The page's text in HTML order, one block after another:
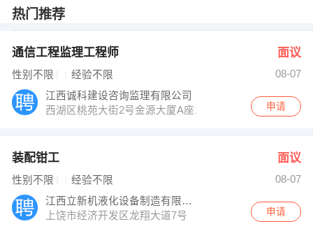
叶女士 发布 [装配钳工 ] 招聘信息
杨律师 发布 [律师 ] 招聘信息
陈小姐 发布 [文员 ] 招聘信息
【江西康源人力资源服务有限公司 】 强势入驻
热门推荐
通信工程监理工程师 面议
性别不限 经验不限
08-07
江西诚科建设咨询监理有限公司
西湖区桃苑大街2号金源大厦A座14-15层
申请
装配钳工 面议
性别不限 经验不限
08-07
江西立新机液化设备制造有限公司
上饶市经济开发区龙翔大道7号
申请